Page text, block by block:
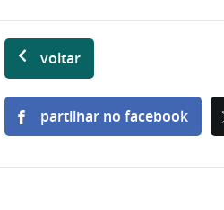
voltar
partilhar no facebook